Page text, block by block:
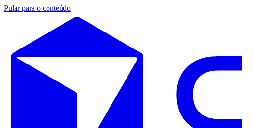
Pular para o conteúdo